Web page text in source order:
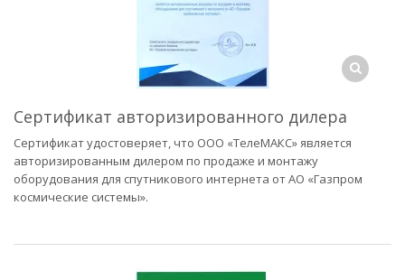
Сертификат авторизированного дилера
Сертификат удостоверяет, что ООО «ТелеМАКС» является
авторизированным дилером по продаже и монтажу
оборудования для спутникового интернета от АО «Газпром
космические системы».